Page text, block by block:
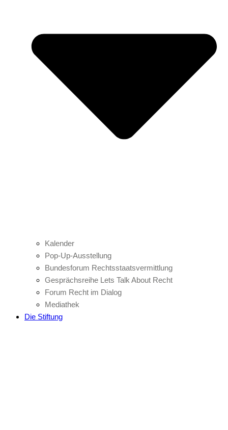
Kalender
Pop-Up-Ausstellung
Bundesforum Rechtsstaatsvermittlung
Gesprächsreihe Lets Talk About Recht
Forum Recht im Dialog
Mediathek
Die Stiftung